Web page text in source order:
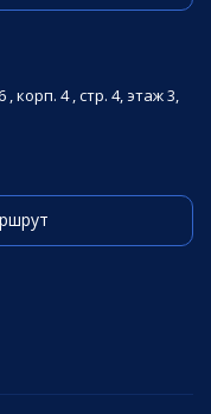
корп. 4 , стр. 4, этаж 3,